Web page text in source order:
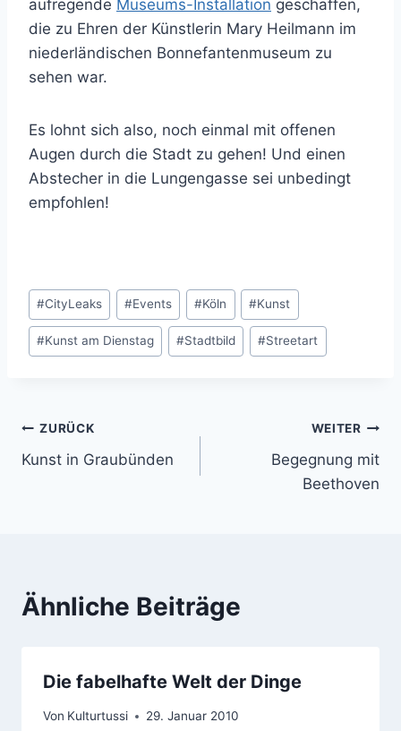
aufregende Museums-Installation geschaffen,
die zu Ehren der Künstlerin Mary Heilmann im
niederländischen Bonnefantenmuseum zu
sehen war.
Es lohnt sich also, noch einmal mit offenen
Augen durch die Stadt zu gehen! Und einen
Abstecher in die Lungengasse sei unbedingt
empfohlen!
Schlagworte:
#CityLeaks #Events #Köln #Kunst
#Kunst am Dienstag #Stadtbild #Streetart
Beitragsnavigation
ZURÜCK
Kunst in Graubünden
WEITER
Begegnung mit
Beethoven
Ähnliche Beiträge
Die fabelhafte Welt der Dinge
Von Kulturtussi 29. Januar 2010